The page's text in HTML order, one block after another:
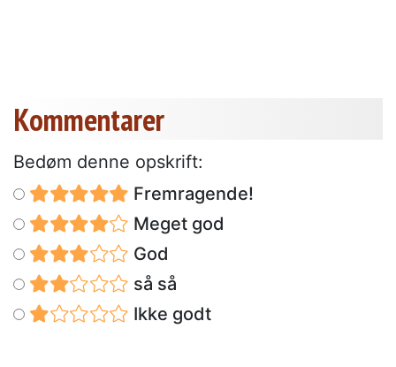
Kommentarer
Bedøm denne opskrift:
Fremragende!
Meget god
God
så så
Ikke godt